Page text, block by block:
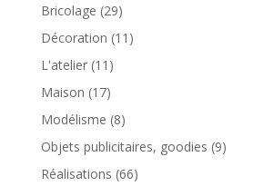
Bricolage (29)
Décoration (11)
L'atelier(11)
Maison (17)
Modélisme (8)
Objets publicitaires, goodies (9)
Réalisations (66)